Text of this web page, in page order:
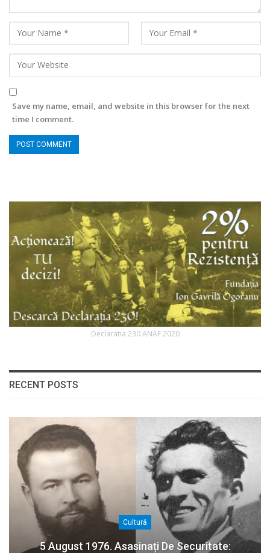
Save my name, email, and website in this browser for the next
time I comment.
Declaratia 230 ANAF 2020
RECENT POSTS
Cultură
5 August 1976. Asasinați De Securitate: